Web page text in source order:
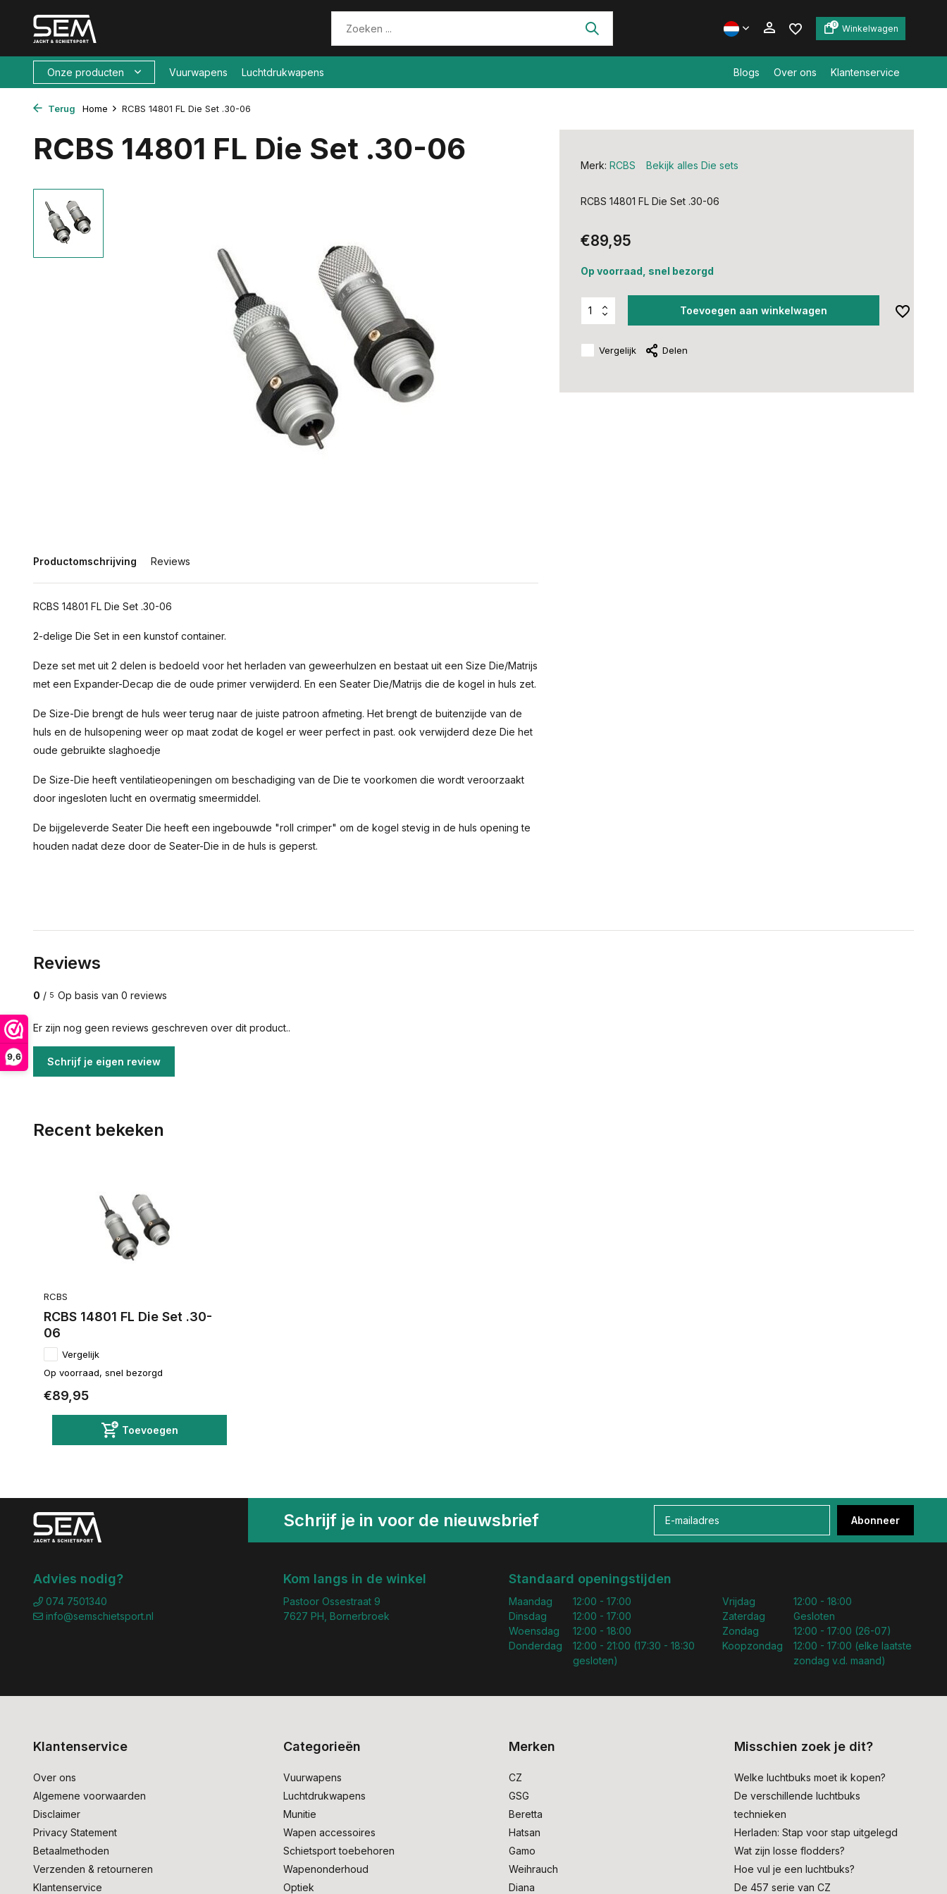
9,6
0 Winkelwagen
Onze producten Vuurwapens Luchtdrukwapens Blogs Over ons Klantenservice
Terug Home RCBS 14801 FL Die Set .30-06
RCBS 14801 FL Die Set .30-06
Productomschrijving Reviews
RCBS 14801 FL Die Set .30-06
2-delige Die Set in een kunstof container.
Deze set met uit 2 delen is bedoeld voor het herladen van geweerhulzen en bestaat uit een Size Die/Matrijs
met een Expander-Decap die de oude primer verwijderd. En een Seater Die/Matrijs die de kogel in huls zet.
De Size-Die brengt de huls weer terug naar de juiste patroon afmeting. Het brengt de buitenzijde van de
huls en de hulsopening weer op maat zodat de kogel er weer perfect in past. ook verwijderd deze Die het
oude gebruikte slaghoedje
De Size-Die heeft ventilatieopeningen om beschadiging van de Die te voorkomen die wordt veroorzaakt
door ingesloten lucht en overmatig smeermiddel.
De bijgeleverde Seater Die heeft een ingebouwde "roll crimper" om de kogel stevig in de huls opening te
houden nadat deze door de Seater-Die in de huls is geperst.
Merk: RCBS Bekijk alles Die sets
RCBS 14801 FL Die Set .30-06
€89,95
Op voorraad, snel bezorgd
Toevoegen aan winkelwagen
Vergelijk Delen
Reviews
0 / 5 Op basis van 0 reviews
Er zijn nog geen reviews geschreven over dit product..
Schrijf je eigen review
Recent bekeken
RCBS
RCBS 14801 FL Die Set .30-
06
Vergelijk
Op voorraad, snel bezorgd
€89,95
Toevoegen
Schrijf je in voor de nieuwsbrief Abonneer
Advies nodig?
074 7501340
info@semschietsport.nl
Kom langs in de winkel
Pastoor Ossestraat 9
7627 PH, Bornerbroek
Standaard openingstijden
Maandag
Dinsdag
Woensdag
Donderdag
12:00 - 17:00
12:00 - 17:00
12:00 - 18:00
12:00 - 21:00 (17:30 - 18:30
gesloten)
Vrijdag
Zaterdag
Zondag
Koopzondag
12:00 - 18:00
Gesloten
12:00 - 17:00 (26-07)
12:00 - 17:00 (elke laatste
zondag v.d. maand)
Klantenservice
Over ons
Algemene voorwaarden
Disclaimer
Privacy Statement
Betaalmethoden
Verzenden & retourneren
Klantenservice
Categorieën
Vuurwapens
Luchtdrukwapens
Munitie
Wapen accessoires
Schietsport toebehoren
Wapenonderhoud
Optiek
Merken
CZ
GSG
Beretta
Hatsan
Gamo
Weihrauch
Diana
Misschien zoek je dit?
Welke luchtbuks moet ik kopen?
De verschillende luchtbuks
technieken
Herladen: Stap voor stap uitgelegd
Wat zijn losse flodders?
Hoe vul je een luchtbuks?
De 457 serie van CZ